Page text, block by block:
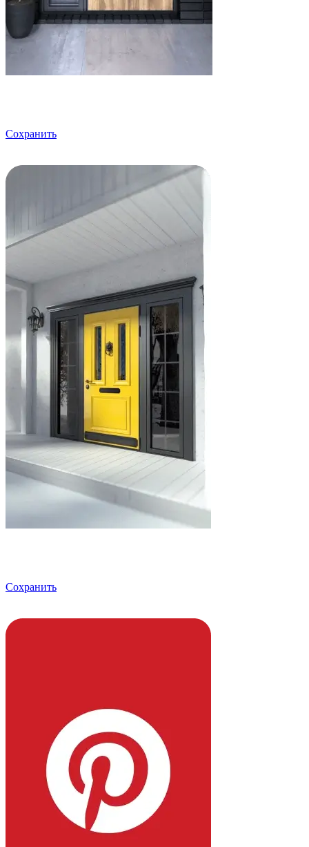
Сохранить
Сохранить